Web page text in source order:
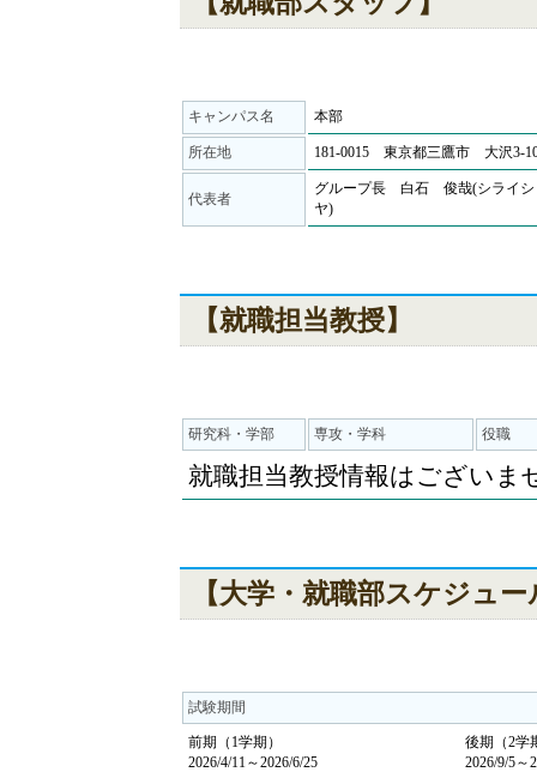
キャンパス名 本部
所在地 181-0015 東京都三鷹市 大沢3-
代表者
グループ長 白石 俊哉(シライ
ヤ)
【就職担当教授】
研究科・学部 専攻・学科 役職
就職担当教授情報はございま
【大学・就職部スケジュー
試験期間
前期（1学期）
2026/4/11～2026/6/25
後期（2学
2026/9/5～